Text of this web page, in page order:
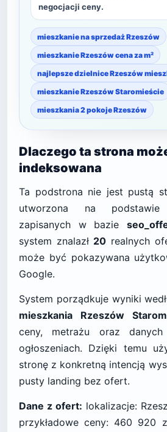
negocjacji ceny.
mieszkanie na sprzedaż Rzeszów
mieszkanie Rzeszów cena za m²
najlepsze dzielnice Rzeszów
mieszkanie Rzeszów Staromieście
mieszkania 2 pokoje Rzeszów
Dlaczego ta strona
indeksowana
Ta podstrona nie jest pustą
utworzona na
zapisanych w bazie
system znalazł 20 realnych
może być pokazywana
Google.
System porządkuje wyniki
mieszkania Rzeszów
ceny, metrażu oraz
ogłoszeniach. Dzięki temu
stronę z konkretną intencją
pusty landing bez ofert.
Dane z ofert: lokalizacje:
przykładowe ceny: 460 920